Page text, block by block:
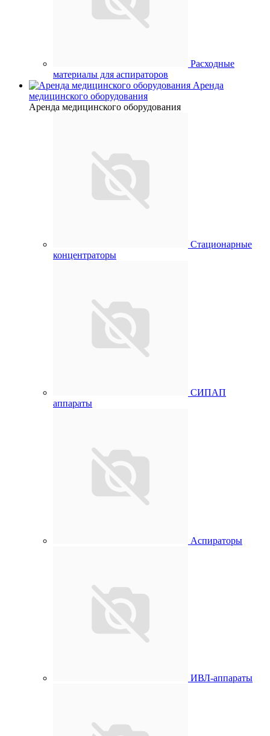
Расходные
материалы для аспираторов
Аренда
медицинского оборудования
Аренда медицинского оборудования
Стационарные
концентраторы
СИПАП
аппараты
Аспираторы
ИВЛ-аппараты